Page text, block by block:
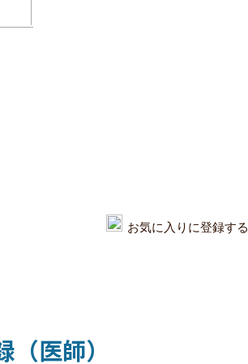
お気に入りに登録する
医師）